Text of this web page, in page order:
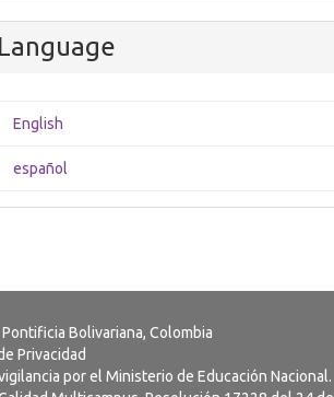
Language
English
español
Bolivariana, Colombia
Privacidad
por el Ministerio de Educación Nacional.